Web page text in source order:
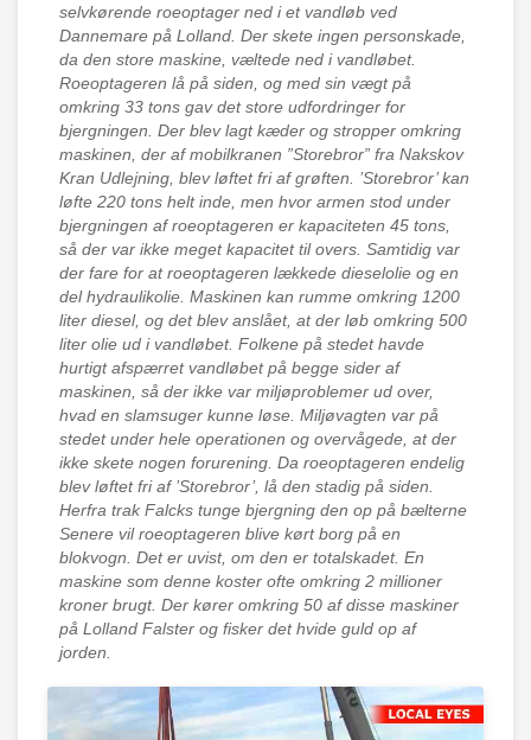
selvkørende roeoptager ned i et vandløb ved
Dannemare på Lolland. Der skete ingen personskade,
da den store maskine, væltede ned i vandløbet.
Roeoptageren lå på siden, og med sin vægt på
omkring 33 tons gav det store udfordringer for
bjergningen. Der blev lagt kæder og stropper omkring
maskinen, der af mobilkranen ”Storebror” fra Nakskov
Kran Udlejning, blev løftet fri af grøften. ’Storebror’ kan
løfte 220 tons helt inde, men hvor armen stod under
bjergningen af roeoptageren er kapaciteten 45 tons,
så der var ikke meget kapacitet til overs. Samtidig var
der fare for at roeoptageren lækkede dieselolie og en
del hydraulikolie. Maskinen kan rumme omkring 1200
liter diesel, og det blev anslået, at der løb omkring 500
liter olie ud i vandløbet. Folkene på stedet havde
hurtigt afspærret vandløbet på begge sider af
maskinen, så der ikke var miljøproblemer ud over,
hvad en slamsuger kunne løse. Miljøvagten var på
stedet under hele operationen og overvågede, at der
ikke skete nogen forurening. Da roeoptageren endelig
blev løftet fri af ’Storebror’, lå den stadig på siden.
Herfra trak Falcks tunge bjergning den op på bælterne
Senere vil roeoptageren blive kørt borg på en
blokvogn. Det er uvist, om den er totalskadet. En
maskine som denne koster ofte omkring 2 millioner
kroner brugt. Der kører omkring 50 af disse maskiner
på Lolland Falster og fisker det hvide guld op af
jorden.